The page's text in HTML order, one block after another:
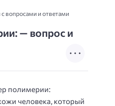
вопросами и ответами
— вопрос и
полимерии:
человека, который